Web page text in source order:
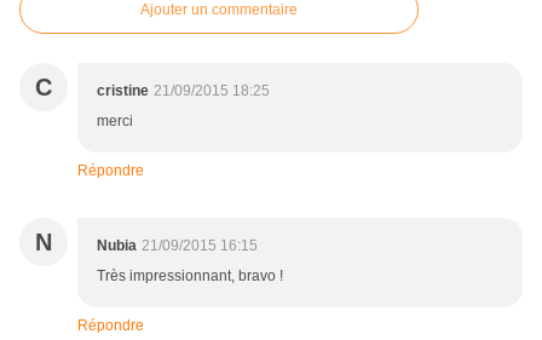
Ajouter un commentaire
C cristine 21/09/2015 18:25
merci
Répondre
N Nubia 21/09/2015 16:15
Très impressionnant, bravo !
Répondre